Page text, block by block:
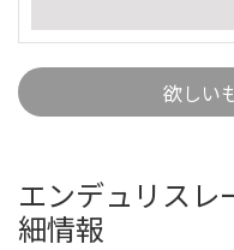
欲しい
エンデュリスレ
細情報